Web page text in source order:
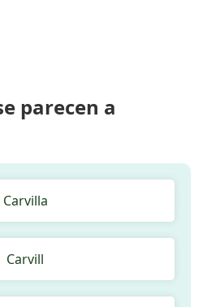
parecen a
Carvilla
Carvill